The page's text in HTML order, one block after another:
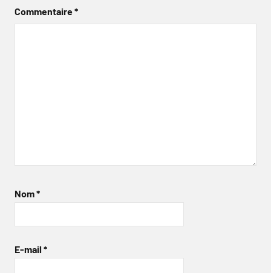
Commentaire*
Nom*
E-mail *